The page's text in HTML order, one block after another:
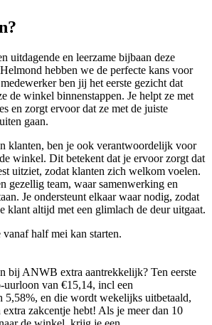
uitdagende en leerzame bijbaan deze
hebben we de perfecte kans voor
ben jij het eerste gezicht dat
de winkel binnenstappen. Je helpt ze met
en zorgt ervoor dat ze met de juiste
gaan.
klanten, ben je ook verantwoordelijk voor
winkel. Dit betekent dat je ervoor zorgt dat
uitziet, zodat klanten zich welkom voelen.
gezellig team, waar samenwerking en
Je ondersteunt elkaar waar nodig, zodat
klant altijd met een glimlach de deur uitgaat.
half mei kan starten.
bij ANWB extra aantrekkelijk? Ten eerste
uurloon van €15,14, incl een
5,58%, en die wordt wekelijks uitbetaald,
zakcentje hebt! Als je meer dan 10